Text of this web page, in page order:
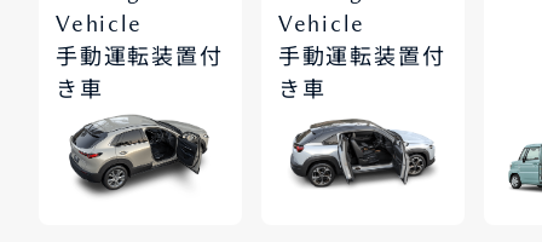
Vehicle
手動運転装置付
き車
Vehicle
手動運転装置付
き車